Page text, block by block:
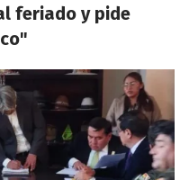
feriado y pide